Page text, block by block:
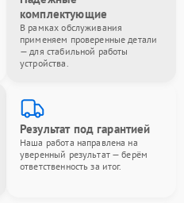
комплектующие
В рамках обслуживания
применяем проверенные детали
— для стабильной работы
устройства.
Результат под гарантией
Наша работа направлена на
уверенный результат — берём
ответственность за итог.